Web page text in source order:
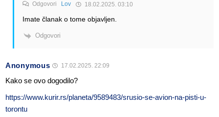
Odgovori Lov 18.02.2025. 03:10
Imate članak o tome objavljen.
Odgovori
Anonymous 17.02.2025. 22:09
Kako se ovo dogodilo?
https://www.kurir.rs/planeta/9589483/srusio-se-avion-na-pisti-u-
torontu